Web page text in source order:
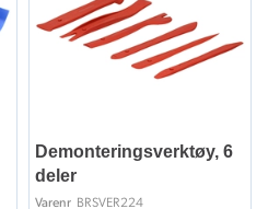
Demonteringsverktøy, 6
deler
Varenr BRSVER224